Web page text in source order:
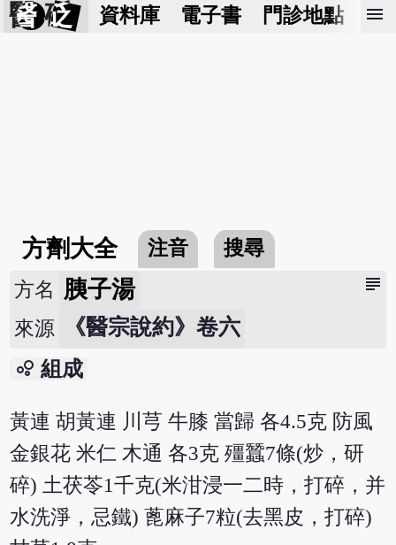
醫 砭 資料庫 電子書 門診地點 預
menu
方劑大全 注音 搜尋
subject
方名 胰子湯
來源 《醫宗說約》卷六
bubble_chart 組成
黃連 胡黃連 川芎 牛膝 當歸 各4.5克 防風
金銀花 米仁 木通 各3克 殭蠶7條(炒，研
碎) 土茯苓1千克(米泔浸一二時，打碎，并
水洗淨，忌鐵) 蓖麻子7粒(去黑皮，打碎)